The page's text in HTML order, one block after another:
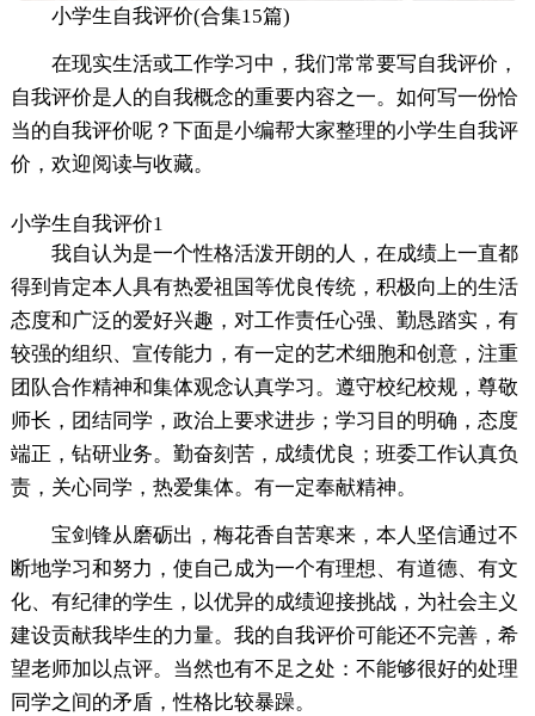
小学生自我评价(合集15篇)
在现实生活或工作学习中，我们常常要写自我评价，
自我评价是人的自我概念的重要内容之一。如何写一份恰
当的自我评价呢？下面是小编帮大家整理的小学生自我评
价，欢迎阅读与收藏。
小学生自我评价1
我自认为是一个性格活泼开朗的人，在成绩上一直都
得到肯定本人具有热爱祖国等优良传统，积极向上的生活
态度和广泛的爱好兴趣，对工作责任心强、勤恳踏实，有
较强的组织、宣传能力，有一定的艺术细胞和创意，注重
团队合作精神和集体观念认真学习。遵守校纪校规，尊敬
师长，团结同学，政治上要求进步；学习目的明确，态度
端正，钻研业务。勤奋刻苦，成绩优良；班委工作认真负
责，关心同学，热爱集体。有一定奉献精神。
宝剑锋从磨砺出，梅花香自苦寒来，本人坚信通过不
断地学习和努力，使自己成为一个有理想、有道德、有文
化、有纪律的学生，以优异的成绩迎接挑战，为社会主义
建设贡献我毕生的力量。我的自我评价可能还不完善，希
望老师加以点评。当然也有不足之处：不能够很好的处理
同学之间的矛盾，性格比较暴躁。